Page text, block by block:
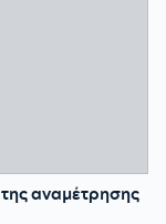
αναμέτρησης